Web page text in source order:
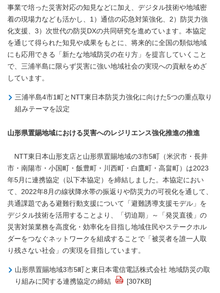
事業で培った災害対応の知見などに加え、デジタル技術や地域密
着の現場力なども活かし、1）通信の応急対策強化、2）防災力強
化支援、3）次世代の防災DXの共同研究を進めています。本協定
を通じて得られた知見や成果をもとに、将来的に全国の類似地域
にも応用できる「新たな地域防災の在り方」を提言していくこと
で、三浦半島に限らず災害に強い地域社会の実現への貢献をめざ
しています。
三浦半島4市1町とNTT東日本防災力強化に向けた5つの重点取り
組みテーマを設定
山形県置賜地域における災害へのレジリエンス強化推進の推進
NTT東日本山形支店と山形県置賜地域の3市5町（米沢市・長井
市・南陽市・小国町・飯豊町・川西町・白鷹町・高畠町）は2023
年5月に連携協定（以下本協定）を締結しました。本協定におい
て、2022年8月の線状降水帯の振返りや防災力の可視化を通して、
共通課題である避難行動支援について「避難誘導支援モデル」を
デジタル技術を活用することより、「切迫期」～「発災直後」の
災害対策業務を高度化・効率化を目指し地域住民やステークホル
ダーをつなぐネットワークを組成することで「被災者を誰一人取
り残さない社会」の実現を目指しています。
山形県置賜地域3市5町と東日本電信電話株式会社 地域防災の取
り組みに関する連携協定の締結
[307KB]